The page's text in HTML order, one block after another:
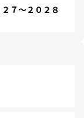
７～２０２８